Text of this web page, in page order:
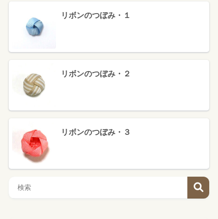
リボンのつぼみ・１
リボンのつぼみ・２
リボンのつぼみ・３